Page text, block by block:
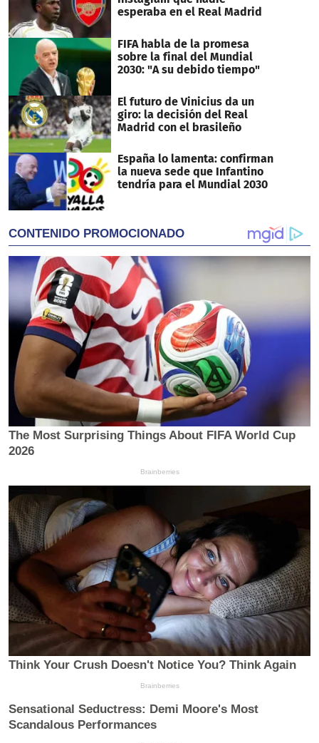
esperaba en el Real Madrid
FIFA habla de la promesa
sobre la final del Mundial
2030: "A su debido tiempo"
El futuro de Vinicius da un
giro: la decisión del Real
Madrid con el brasileño
España lo lamenta: confirman
la nueva sede que Infantino
tendría para el Mundial 2030